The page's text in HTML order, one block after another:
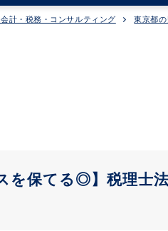
計・税務・コンサルティング 東京都
を保てる◎】税理士